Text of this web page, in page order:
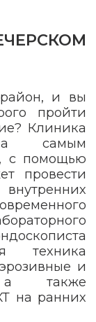
и вы
пройти
Клиника
самым
с помощью
провести
техника
и
а также
на ранних